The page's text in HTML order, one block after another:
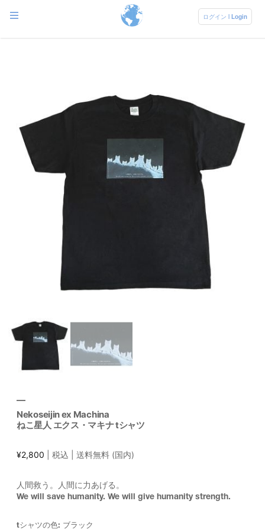
ログイン | Login
Nekoseijin ex Machina
ねこ星人 エクス・マキナ tシャツ
¥2,800 | 税込 | 送料無料 (国内)
人間救う。人間に力あげる。
We will save humanity. We will give humanity strength.
tシャツの色: ブラック